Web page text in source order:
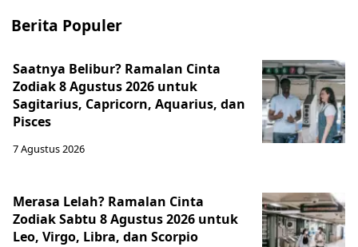
Berita Populer
Saatnya Belibur? Ramalan Cinta
Zodiak 8 Agustus 2026 untuk
Sagitarius, Capricorn, Aquarius, dan
Pisces
7 Agustus 2026
Merasa Lelah? Ramalan Cinta
Zodiak Sabtu 8 Agustus 2026 untuk
Leo, Virgo, Libra, dan Scorpio